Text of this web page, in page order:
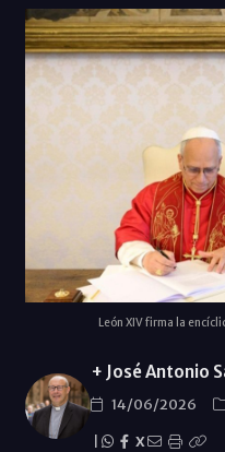
León XIV firma la
+ José Antonio
14/06/2026
X